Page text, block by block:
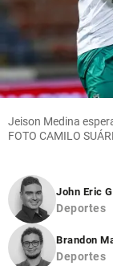
Jeison Medina
FOTO CAMILO
John Eric
Deportes
Brandon
Deportes